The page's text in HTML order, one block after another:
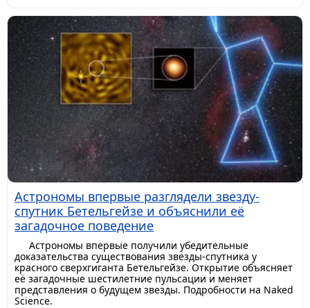
Астрономы впервые разглядели звезду-
спутник Бетельгейзе и объяснили её
загадочное поведение
Астрономы впервые получили убедительные
доказательства существования звезды-спутника у
красного сверхгиганта Бетельгейзе. Открытие объясняет
её загадочные шестилетние пульсации и меняет
представления о будущем звезды. Подробности на Naked
Science.